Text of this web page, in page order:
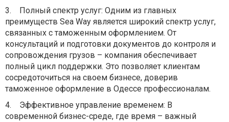
3.
Полный спектр услуг: Одним из главных
преимуществ Sea Way является широкий спектр услуг,
связанных с таможенным оформлением. От
консультаций и подготовки документов до контроля и
сопровождения грузов – компания обеспечивает
полный цикл поддержки. Это позволяет клиентам
сосредоточиться на своем бизнесе, доверив
таможенное оформление в Одессе профессионалам.
4.
Эффективное управление временем: В
современной бизнес-среде, где время – важный